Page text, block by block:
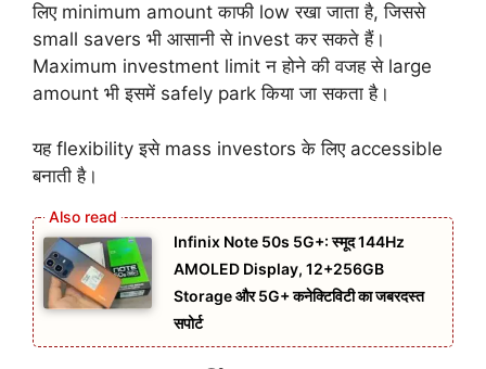
लिए minimum amount काफी low रखा जाता है, जिससे
small savers भी आसानी से invest कर सकते हैं।
Maximum investment limit न होने की वजह से large
amount भी इसमें safely park किया जा सकता है।
यह flexibility इसे mass investors के लिए accessible
बनाती है।
Infinix Note 50s 5G+: स्मूद 144Hz
AMOLED Display, 12+256GB
Storage और 5G+ कनेक्टिविटी का जबरदस्त
सपोर्ट